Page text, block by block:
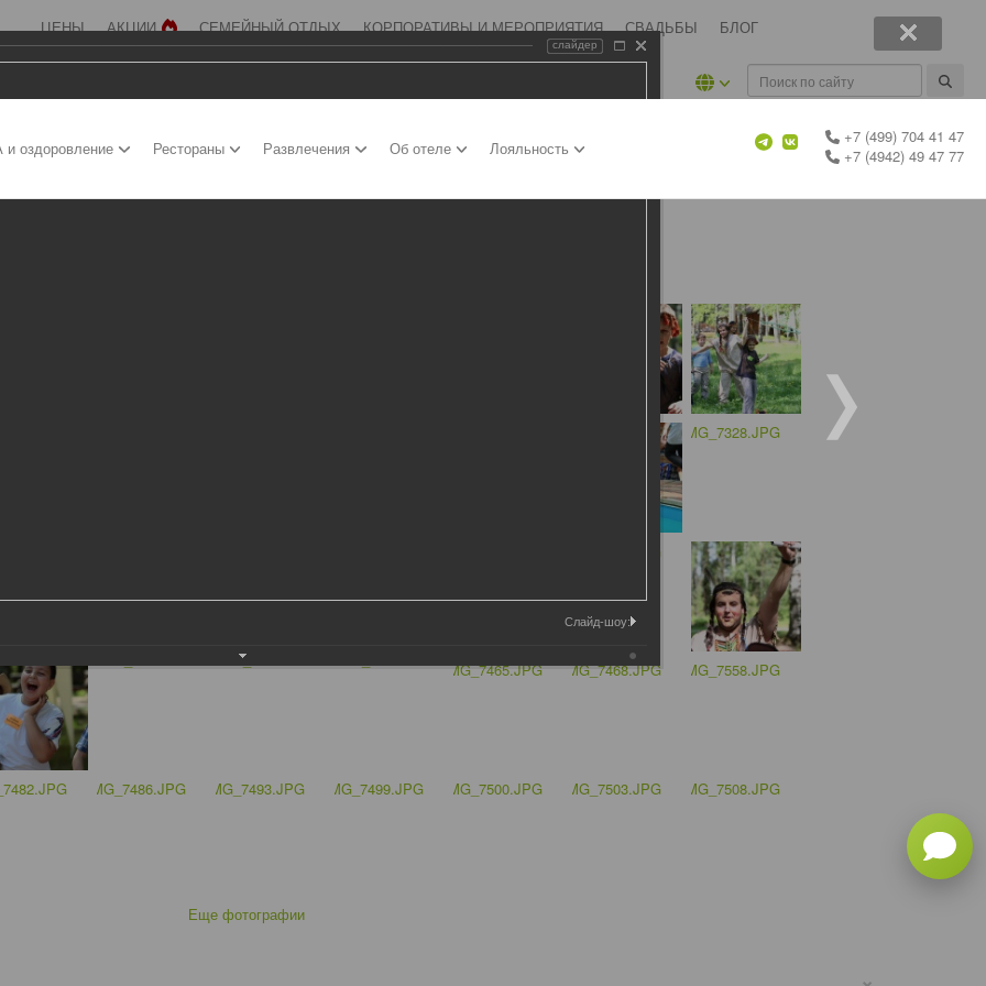
ЦЕНЫ АКЦИИ СЕМЕЙНЫЙ ОТДЫХ КОРПОРАТИВЫ И МЕРОПРИЯТИЯ СВАДЬБЫ БЛОГ
оздоровление Рестораны Развлечения Об отеле Лояльность
+7 (499) 704 41 47
+7 (4942) 49 47 77
Еще фотографии
слайдер
Слайд-шоу: